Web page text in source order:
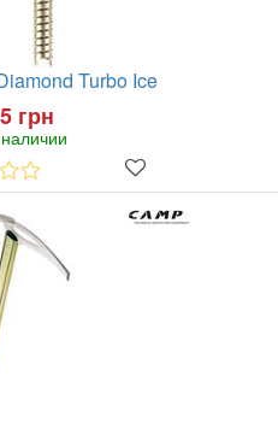
Turbo Ice
грн